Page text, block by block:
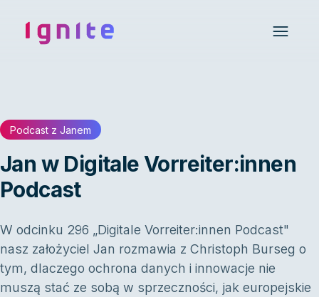
Ignite • Video Experience Cloud
Open
Podcast z Janem
Jan w Digitale Vorreiter:innen
Podcast
W odcinku 296 „Digitale Vorreiter:innen Podcast"
nasz założyciel Jan rozmawia z Christoph Burseg o
tym, dlaczego ochrona danych i innowacje nie
muszą stać ze sobą w sprzeczności, jak europejskie